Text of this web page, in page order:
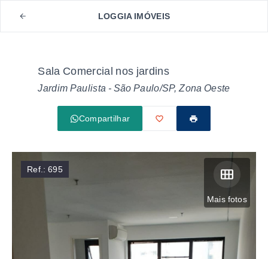
LOGGIA IMÓVEIS
Sala Comercial nos jardins
Jardim Paulista - São Paulo/SP, Zona Oeste
Compartilhar
Mais fotos
Ref.:695